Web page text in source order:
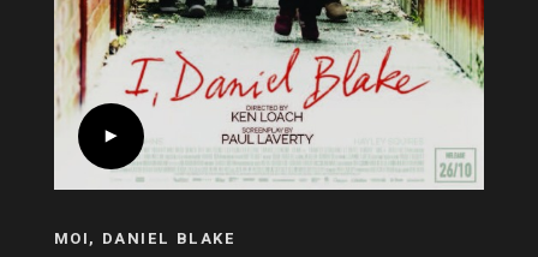
MOI, DANIEL BLAKE